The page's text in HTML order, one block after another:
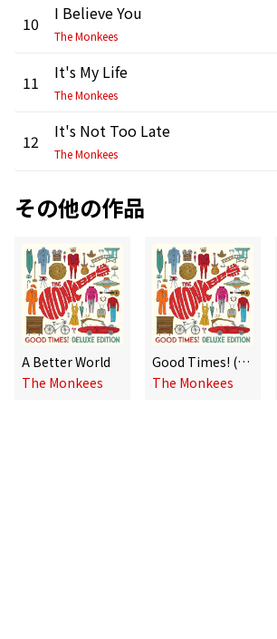
10 I Believe You
The Monkees
11 It's My Life
The Monkees
12 It's Not Too Late
The Monkees
その他の作品
A Better World
The Monkees
Good Times! (10th Anniversary Deluxe Edition)
The Monkees